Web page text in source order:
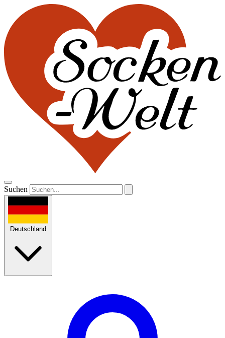
Suchen
Deutschland